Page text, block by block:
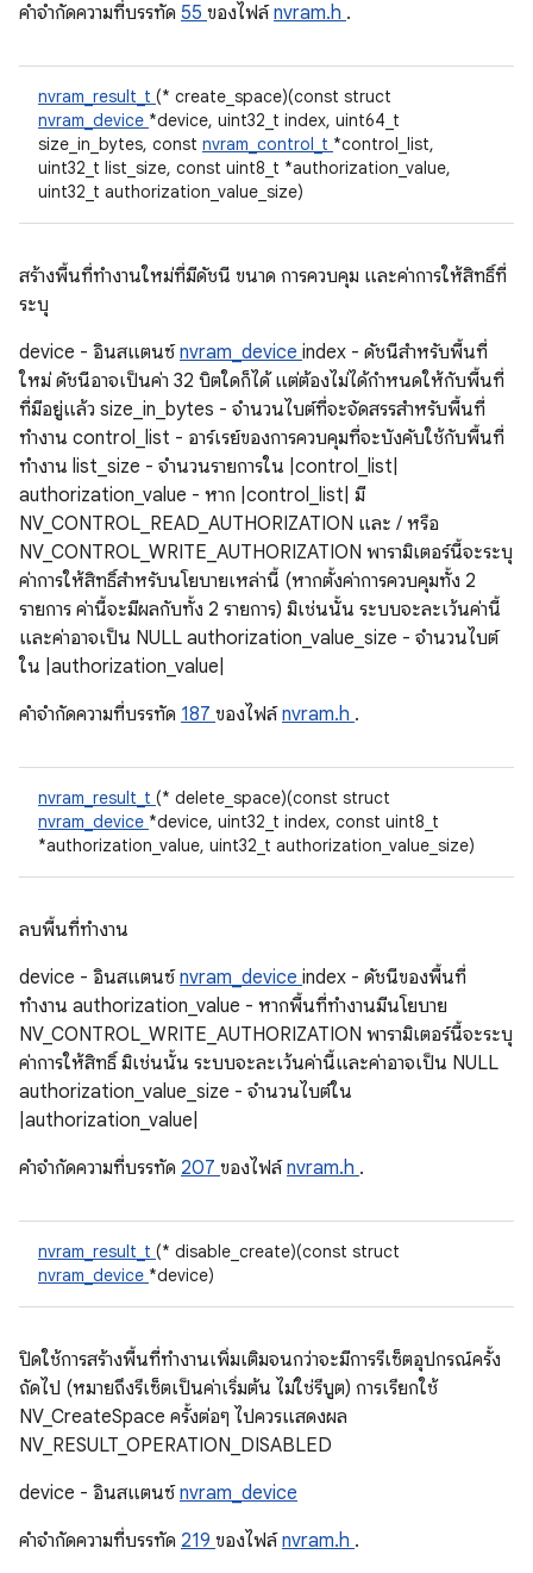
คําจํากัดความที่บรรทัด 55 ของไฟล์nvram.h .
nvram_result_t (* create_space)(const struct
nvram_device *device, uint32_t index, uint64_t
size_in_bytes, const nvram_control_t *control_list,
uint32_t list_size, const uint8_t *authorization_value,
uint32_t authorization_value_size)
สร้างพื้นที่ทำงานใหม่ที่มีดัชนี ขนาด การควบคุม และค่าการให้สิทธิ์ที่
ระบุ
device - อินสแตนซ์nvram_device index - ดัชนีสำหรับพื้นที่
ใหม่ ดัชนีอาจเป็นค่า 32 บิตใดก็ได้ แต่ต้องไม่ได้กำหนดให้กับพื้นที่
ที่มีอยู่แล้ว size_in_bytes - จำนวนไบต์ที่จะจัดสรรสำหรับพื้นที่
ทำงาน control_list - อาร์เรย์ของการควบคุมที่จะบังคับใช้กับพื้นที่
ทำงาน list_size - จำนวนรายการใน |control_list|
authorization_value - หาก |control_list| มี
NV_CONTROL_READ_AUTHORIZATION และ / หรือ
NV_CONTROL_WRITE_AUTHORIZATION พารามิเตอร์นี้จะระบุ
ค่าการให้สิทธิ์สำหรับนโยบายเหล่านี้ (หากตั้งค่าการควบคุมทั้ง 2
รายการ ค่านี้จะมีผลกับทั้ง 2 รายการ) มิเช่นนั้น ระบบจะละเว้นค่านี้
และค่าอาจเป็น NULL authorization_value_size - จํานวนไบต์
ใน |authorization_value|
คําจํากัดความที่บรรทัด 187 ของไฟล์nvram.h .
nvram_result_t (* delete_space)(const struct
nvram_device *device, uint32_t index, const uint8_t
*authorization_value, uint32_t authorization_value_size)
ลบพื้นที่ทำงาน
device - อินสแตนซ์nvram_device index - ดัชนีของพื้นที่
ทำงาน authorization_value - หากพื้นที่ทำงานมีนโยบาย
NV_CONTROL_WRITE_AUTHORIZATION พารามิเตอร์นี้จะระบุ
ค่าการให้สิทธิ์ มิเช่นนั้น ระบบจะละเว้นค่านี้และค่าอาจเป็น NULL
authorization_value_size - จํานวนไบต์ใน
|authorization_value|
คําจํากัดความที่บรรทัด 207 ของไฟล์nvram.h .
nvram_result_t (* disable_create)(const struct
nvram_device *device)
ปิดใช้การสร้างพื้นที่ทำงานเพิ่มเติมจนกว่าจะมีการรีเซ็ตอุปกรณ์ครั้ง
ถัดไป (หมายถึงรีเซ็ตเป็นค่าเริ่มต้น ไม่ใช่รีบูต) การเรียกใช้
NV_CreateSpace ครั้งต่อๆ ไปควรแสดงผล
NV_RESULT_OPERATION_DISABLED
device - อินสแตนซ์nvram_device
คําจํากัดความที่บรรทัด 219 ของไฟล์nvram.h .